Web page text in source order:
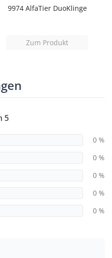
9974 AlfaTier DuoKlinge
Zum Produkt
5
0 %
0 %
0 %
0 %
0 %